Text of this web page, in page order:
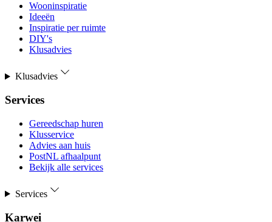
Wooninspiratie
Ideeën
Inspiratie per ruimte
DIY's
Klusadvies
Klusadvies
Services
Gereedschap huren
Klusservice
Advies aan huis
PostNL afhaalpunt
Bekijk alle services
Services
Karwei